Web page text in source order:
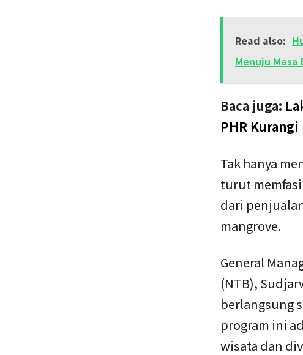
Read also:
Menuju
Baca juga:
PHR
Tak hanya
turut
dari
mangrove.
General
(NTB),
berlangsung
program ini
wisata dan